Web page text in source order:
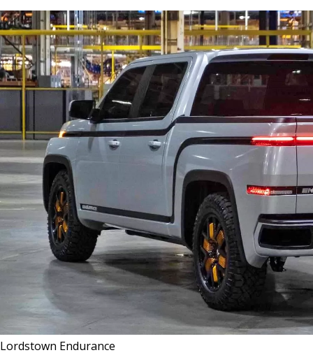
Lordstown Endurance